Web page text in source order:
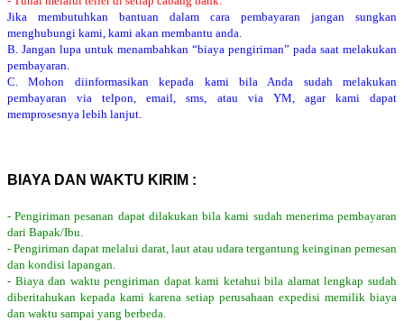
Jika membutuhkan bantuan dalam cara pembayaran jangan sungkan
menghubungi kami, kami akan membantu anda.
B. Jangan lupa untuk menambahkan “biaya pengiriman” pada saat melakukan
pembayaran.
C. Mohon diinformasikan kepada kami bila Anda sudah melakukan
pembayaran via telpon, email, sms, atau via YM, agar kami dapat
memprosesnya lebih lanjut.
BIAYA DAN WAKTU KIRIM :
- Pengiriman pesanan dapat dilakukan bila kami sudah menerima pembayaran
dari Bapak/Ibu.
- Pengiriman dapat melalui darat, laut atau udara tergantung keinginan pemesan
dan kondisi lapangan.
- Biaya dan waktu pengiriman dapat kami ketahui bila alamat lengkap sudah
diberitahukan kepada kami karena setiap perusahaan expedisi memilik biaya
dan waktu sampai yang berbeda.